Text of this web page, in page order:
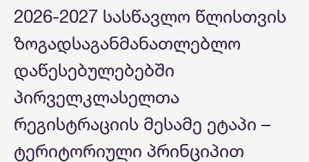
2026-2027 სასწავლო წლისთვის
ზოგადსაგანმანათლებლო
დაწესებულებებში
პირველკლასელთა
რეგისტრაციის მესამე ეტაპი –
ტერიტორიული პრინციპით